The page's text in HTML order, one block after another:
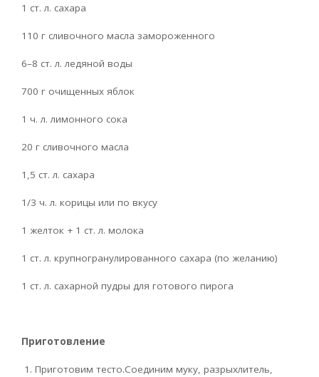
1 ст. л. сахара
110 г сливочного масла замороженного
6–8 ст. л. ледяной воды
700 г очищенных яблок
1 ч. л. лимонного сока
20 г сливочного масла
1,5 ст. л. сахара
1/3 ч. л. корицы или по вкусу
1 желток + 1 ст. л. молока
1 ст. л. крупногранулированного сахара (по желанию)
1 ст. л. сахарной пудры для готового пирога
Приготовление
1. Приготовим тесто.Соединим муку, разрыхлитель,